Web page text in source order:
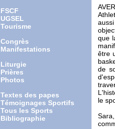
FSCF
UGSEL
Tourisme
Congrès
Manifestations
Liturgie
Prières
Photos
Textes des papes
Témoignages Sportifs
Tous les Sports
Bibliographie
que
être
de
le